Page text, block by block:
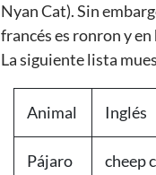
Nyan Cat). Sin
francés es ronron y
La siguiente lista
Animal Inglés
Pájaro cheep